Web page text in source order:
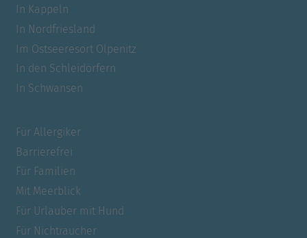
In Kappeln
In Nordfriesland
Im Ostseeresort Olpenitz
In den Schleidörfern
In Schwansen
Für Allergiker
Barrierefrei
Für Familien
Mit Meerblick
Für Urlauber mit Hund
Für Nichtraucher